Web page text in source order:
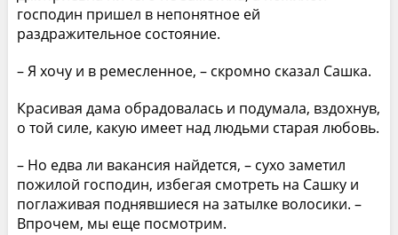
господин пришел в непонятное ей
раздражительное состояние.
– Я хочу и в ремесленное, – скромно сказал Сашка.
Красивая дама обрадовалась и подумала, вздохнув,
о той силе, какую имеет над людьми старая любовь.
– Но едва ли вакансия найдется, – сухо заметил
пожилой господин, избегая смотреть на Сашку и
поглаживая поднявшиеся на затылке волосики. –
Впрочем, мы еще посмотрим.